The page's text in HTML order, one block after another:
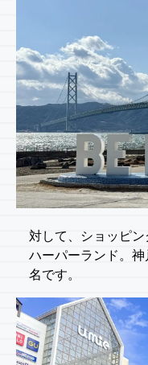
対して、ショッピ
ハーパーランド。
名です。